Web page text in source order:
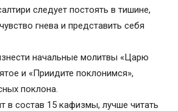
следует постоять в тишине,
гнева и представить себя
начальные молитвы «Царю
и «Приидите поклонимся»,
поклона.
в состав 15 кафизмы, лучше читать